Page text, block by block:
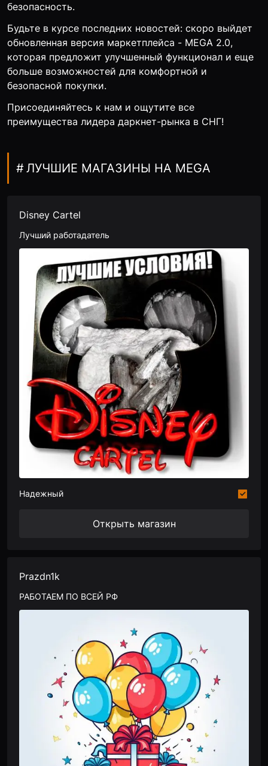
безопасность.
Будьте в курсе последних новостей: скоро выйдет
обновленная версия маркетплейса - MEGA 2.0,
которая предложит улучшенный функционал и еще
больше возможностей для комфортной и
безопасной покупки.
Присоединяйтесь к нам и ощутите все
преимущества лидера даркнет-рынка в СНГ!
ЛУЧШИЕ МАГАЗИНЫ НА MEGA
Disney Cartel
Лучший работадатель
Надежный
Открыть магазин
Prazdn1k
РАБОТАЕМ ПО ВСЕЙ РФ